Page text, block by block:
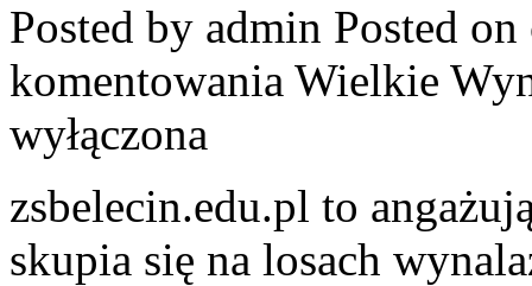
Posted by admin Posted
komentowania Wielkie
wyłączona
zsbelecin.edu.pl to
skupia się na losach